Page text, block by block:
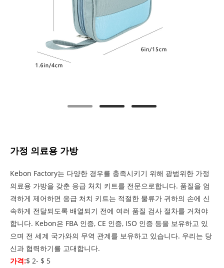
가정 의료용 가방
Kebon Factory는 다양한 경우를 충족시키기 위해 광범위한 가정
의료용 가방을 갖춘 응급 처치 키트를 전문으로합니다. 품질을 엄
격하게 제어하면 응급 처치 키트는 적절한 물류가 귀하의 손에 신
속하게 전달되도록 배열되기 전에 여러 품질 검사 절차를 거쳐야
합니다. Kebon은 FBA 인증, CE 인증, ISO 인증 등을 보유하고 있
으며 전 세계 국가와의 무역 관계를 보유하고 있습니다. 우리는 당
신과 협력하기를 고대합니다.
가격:$ 2- $ 5